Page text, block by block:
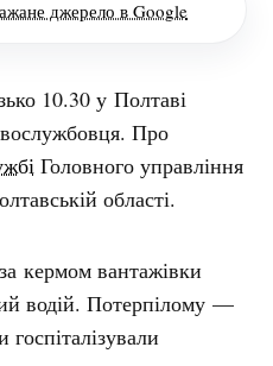
джерело в Google
10.30 у Полтаві
Про
Головного управління
області.
кермом вантажівки
водій. Потерпілому —